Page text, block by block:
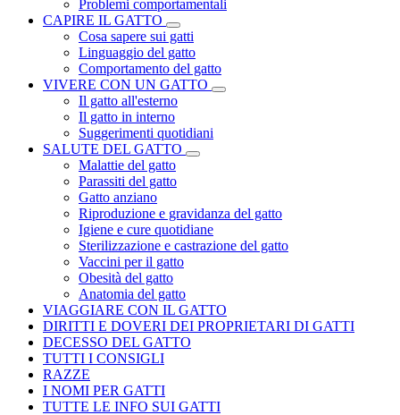
Problemi comportamentali
CAPIRE IL GATTO
Cosa sapere sui gatti
Linguaggio del gatto
Comportamento del gatto
VIVERE CON UN GATTO
Il gatto all'esterno
Il gatto in interno
Suggerimenti quotidiani
SALUTE DEL GATTO
Malattie del gatto
Parassiti del gatto
Gatto anziano
Riproduzione e gravidanza del gatto
Igiene e cure quotidiane
Sterilizzazione e castrazione del gatto
Vaccini per il gatto
Obesità del gatto
Anatomia del gatto
VIAGGIARE CON IL GATTO
DIRITTI E DOVERI DEI PROPRIETARI DI GATTI
DECESSO DEL GATTO
TUTTI I CONSIGLI
RAZZE
I NOMI PER GATTI
TUTTE LE INFO SUI GATTI